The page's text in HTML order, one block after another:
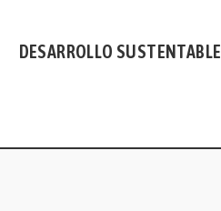
DESARROLLO SUSTENTABLE